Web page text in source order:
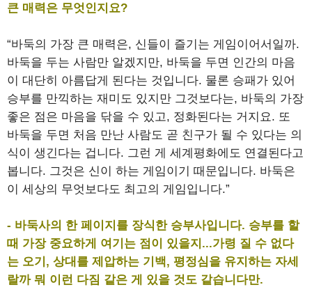
큰 매력은 무엇인지요?
“바둑의 가장 큰 매력은, 신들이 즐기는 게임이어서일까.
바둑을 두는 사람만 알겠지만, 바둑을 두면 인간의 마음
이 대단히 아름답게 된다는 것입니다. 물론 승패가 있어
승부를 만끽하는 재미도 있지만 그것보다는, 바둑의 가장
좋은 점은 마음을 닦을 수 있고, 정화된다는 거지요. 또
바둑을 두면 처음 만난 사람도 곧 친구가 될 수 있다는 의
식이 생긴다는 겁니다. 그런 게 세계평화에도 연결된다고
봅니다. 그것은 신이 하는 게임이기 때문입니다. 바둑은
이 세상의 무엇보다도 최고의 게임입니다.”
- 바둑사의 한 페이지를 장식한 승부사입니다. 승부를 할
때 가장 중요하게 여기는 점이 있을지...가령 질 수 없다
는 오기, 상대를 제압하는 기백, 평정심을 유지하는 자세
랄까 뭐 이런 다짐 같은 게 있을 것도 같습니다만.